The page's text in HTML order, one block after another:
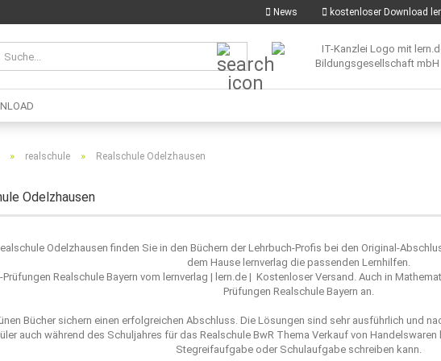
News kostenloser Download
Suche...
» realschule » Realschule Odelzhausen
Odelzhausen
Odelzhausen finden Sie in den Büchern der Lehrbuch-Profis bei den Original-
dem Hause lernverlag die passenden Lernhilfen.
Prüfungen Realschule Bayern vom lernverlag | lern.de | Kostenloser Versand. Auch in
Prüfungen Realschule Bayern an.
Bücher sichern einen erfolgreichen Abschluss. Die Lösungen sind sehr ausführlich und
auch während des Schuljahres für das Realschule BwR Thema Verkauf von
Stegreifaufgabe oder Schulaufgabe schreiben kann.